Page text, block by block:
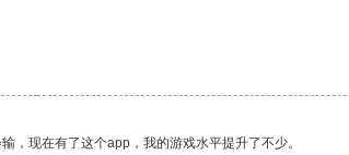
，现在有了这个app，我的游戏水平提升了不少。